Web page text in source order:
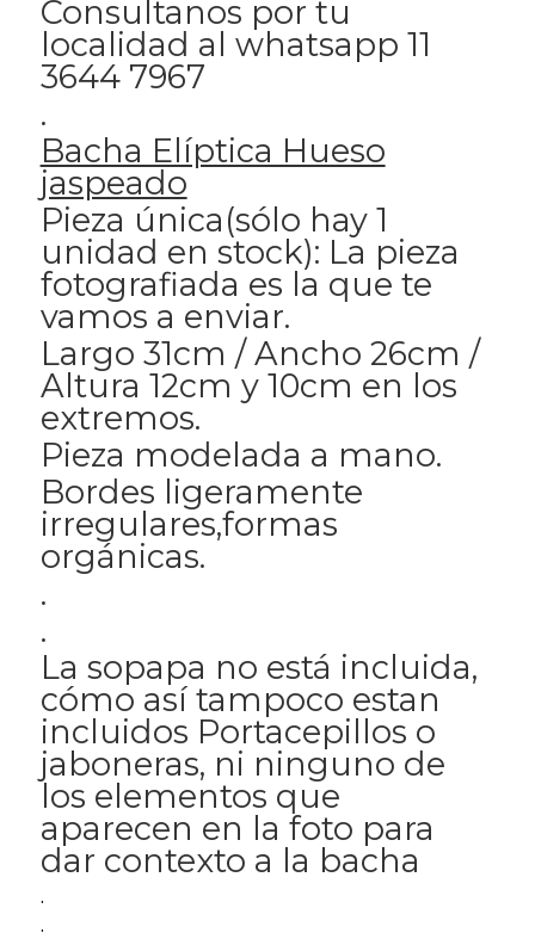
Consultanos por tu
localidad al whatsapp 11
3644 7967
.
Bacha Elíptica Hueso
jaspeado
Pieza única(sólo hay 1
unidad en stock): La pieza
fotografiada es la que te
vamos a enviar.
Largo 31cm / Ancho 26cm /
Altura 12cm y 10cm en los
extremos.
Pieza modelada a mano.
Bordes ligeramente
irregulares,formas
orgánicas.
.
.
La sopapa no está incluida,
cómo así tampoco estan
incluidos Portacepillos o
jaboneras, ni ninguno de
los elementos que
aparecen en la foto para
dar contexto a la bacha
.
.